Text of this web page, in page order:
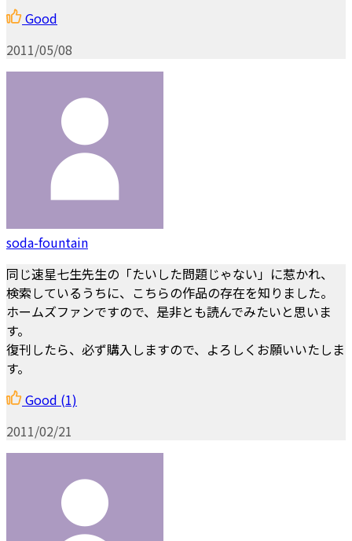
Good
2011/05/08
soda-fountain
同じ速星七生先生の「たいした問題じゃない」に惹かれ、
検索しているうちに、こちらの作品の存在を知りました。
ホームズファンですので、是非とも読んでみたいと思いま
す。
復刊したら、必ず購入しますので、よろしくお願いいたしま
す。
Good (1)
2011/02/21